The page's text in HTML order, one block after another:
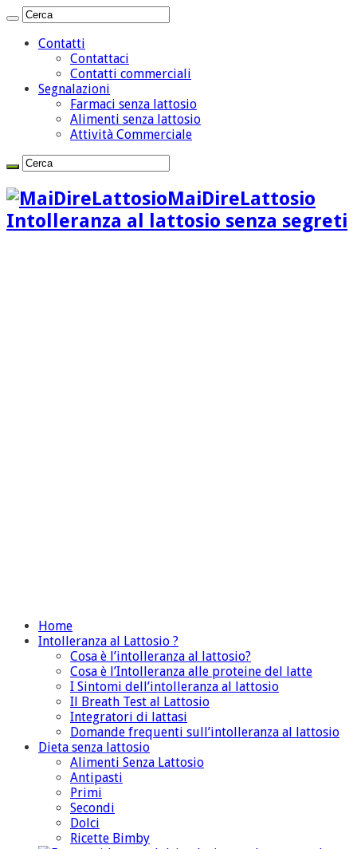
Contatti
Contattaci
Contatti commerciali
Segnalazioni
Farmaci senza lattosio
Alimenti senza lattosio
Attività Commerciale
MaiDireLattosio
Intolleranza al lattosio senza segreti
Home
Intolleranza al Lattosio ?
Cosa è l’intolleranza al lattosio?
Cosa è l’Intolleranza alle proteine del latte
I Sintomi dell’intolleranza al lattosio
Il Breath Test al Lattosio
Integratori di lattasi
Domande frequenti sull’intolleranza al lattosio
Dieta senza lattosio
Alimenti Senza Lattosio
Antipasti
Primi
Secondi
Dolci
Ricette Bimby